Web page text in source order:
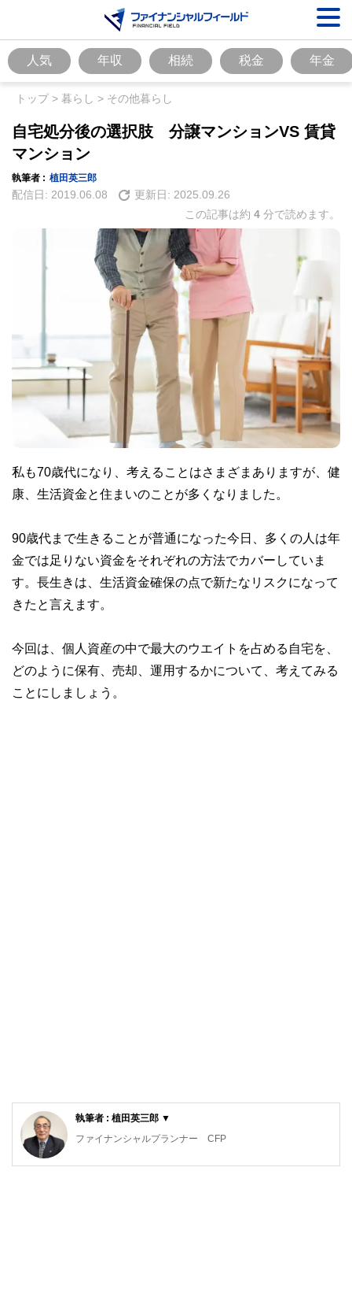
人気 年収 相続 税金 年金
トップ> 暮らし > その他暮らし
自宅処分後の選択肢 分譲マンションVS 賃貸
マンション
執筆者 : 植田英三郎
配信日: 2019.06.08 更新日: 2025.09.26
この記事は約 4 分で読めます。
私も70歳代になり、考えることはさまざまありますが、健
康、生活資金と住まいのことが多くなりました。
90歳代まで生きることが普通になった今日、多くの人は年
金では足りない資金をそれぞれの方法でカバーしていま
す。長生きは、生活資金確保の点で新たなリスクになって
きたと言えます。
今回は、個人資産の中で最大のウエイトを占める自宅を、
どのように保有、売却、運用するかについて、考えてみる
ことにしましょう。
執筆者 : 植田英三郎 ▼
ファイナンシャルプランナー CFP
家電メーカーに３７年間勤務後、MBA・CFPファイナンシャ